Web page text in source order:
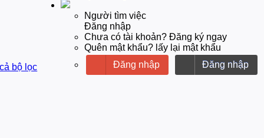
Người tìm việc
Đăng nhập
Chưa có tài khoản? Đăng ký ngay
Quên mật khẩu? lấy lại mật khẩu
Đăng nhập
Đăng nhập
bộ lọc